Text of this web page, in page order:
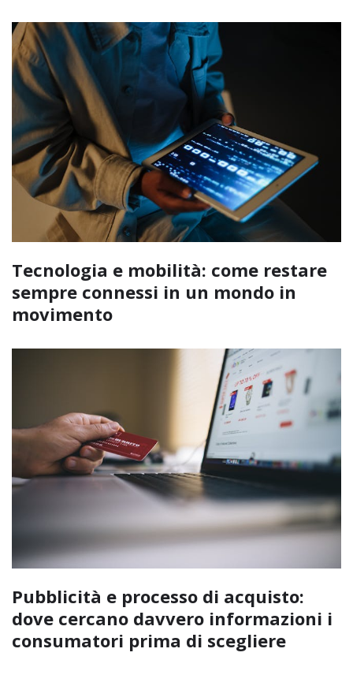
Tecnologia e mobilità: come restare
sempre connessi in un mondo in
movimento
Pubblicità e processo di acquisto:
dove cercano davvero informazioni i
consumatori prima di scegliere